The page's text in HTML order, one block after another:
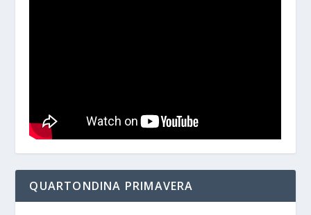
QUARTONDINA PRIMAVERA